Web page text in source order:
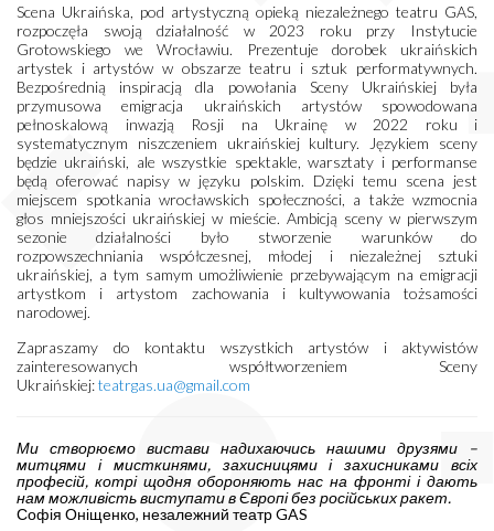
Scena Ukraińska, pod artystyczną opieką niezależnego teatru GAS,
rozpoczęła swoją działalność w 2023 roku przy Instytucie
Grotowskiego we Wrocławiu. Prezentuje dorobek ukraińskich
artystek i artystów w obszarze teatru i sztuk performatywnych.
Bezpośrednią inspiracją dla powołania Sceny Ukraińskiej była
przymusowa emigracja ukraińskich artystów spowodowana
pełnoskalową inwazją Rosji na Ukrainę w 2022 roku i
systematycznym niszczeniem ukraińskiej kultury. Językiem sceny
będzie ukraiński, ale wszystkie spektakle, warsztaty i performanse
będą oferować napisy w języku polskim. Dzięki temu scena jest
miejscem spotkania wrocławskich społeczności, a także wzmocnia
głos mniejszości ukraińskiej w mieście. Ambicją sceny w pierwszym
sezonie działalności było stworzenie warunków do
rozpowszechniania współczesnej, młodej i niezależnej sztuki
ukraińskiej, a tym samym umożliwienie przebywającym na emigracji
artystkom i artystom zachowania i kultywowania tożsamości
narodowej.
Zapraszamy do kontaktu wszystkich artystów i aktywistów
zainteresowanych współtworzeniem Sceny
Ukraińskiej:teatrgas.ua@gmail.com
Ми створюємо вистави надихаючись нашими друзями –
митцями і мисткинями, захисницями і захисниками всіх
професій, котрі щодня обороняють нас на фронті і дають
нам можливість виступати в Європі без російських ракет.
Софія Оніщенко, незалежний театр GAS